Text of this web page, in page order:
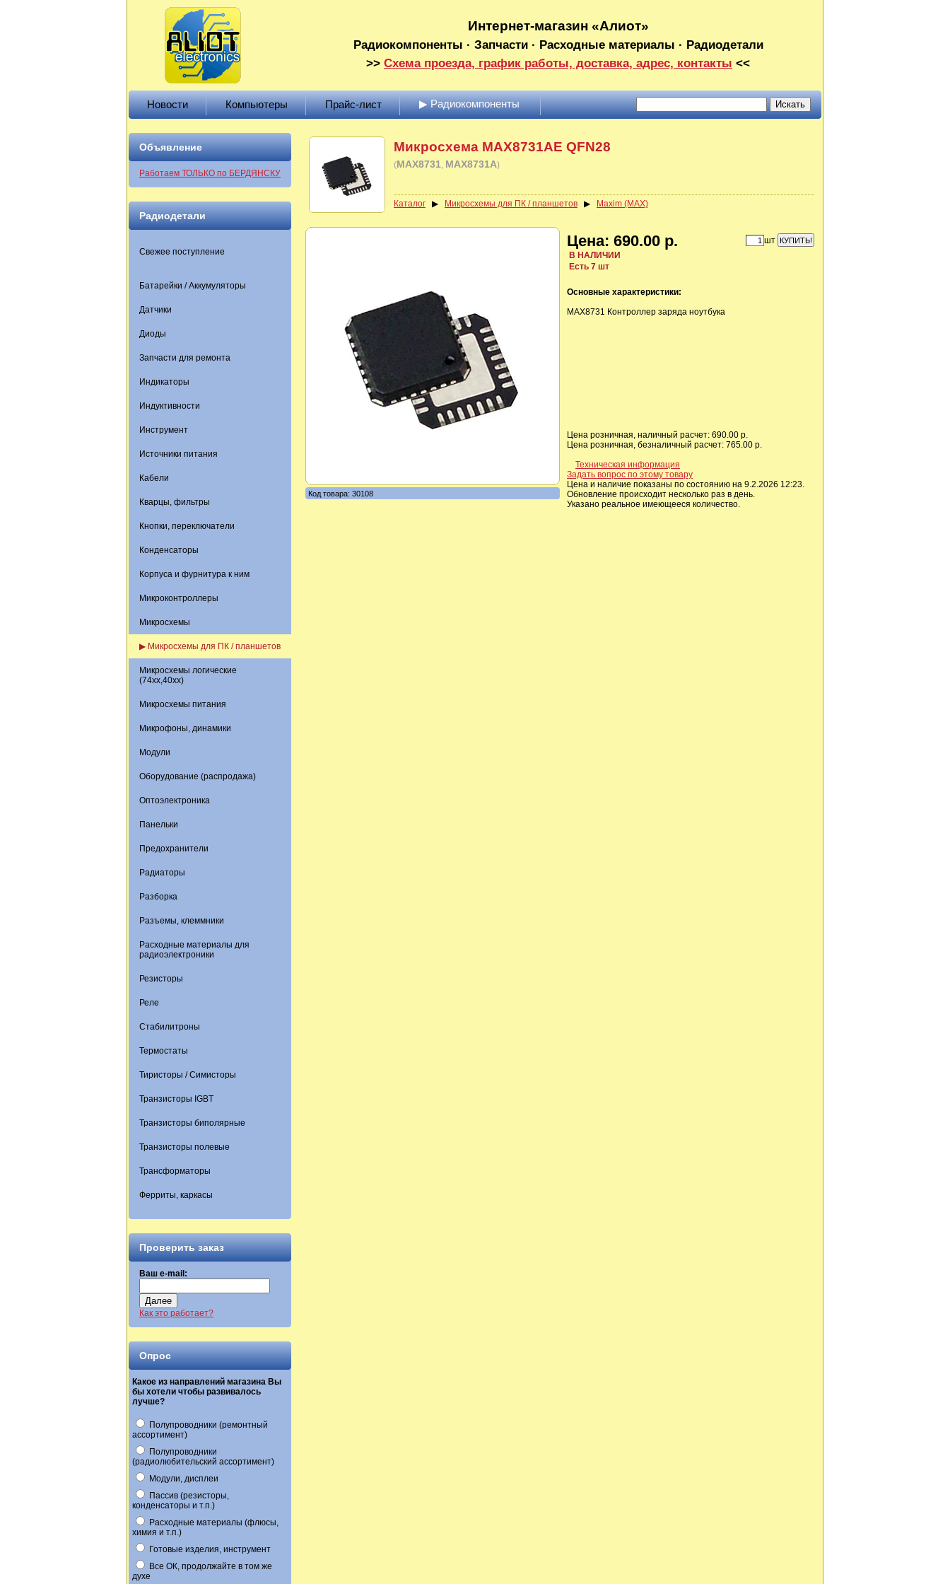
Интернет-магазин «Алиот»
Радиокомпоненты · Запчасти · Расходные материалы · Радиодетали
>> Схема проезда, график работы, доставка, адрес, контакты <<
Новости Компьютеры Прайс-лист ▶ Радиокомпоненты
Объявление
Работаем ТОЛЬКО по БЕРДЯНСКУ
Радиодетали
Свежее поступление
Батарейки / Аккумуляторы
Датчики
Диоды
Запчасти для ремонта
Индикаторы
Индуктивности
Инструмент
Источники питания
Кабели
Кварцы, фильтры
Кнопки, переключатели
Конденсаторы
Корпуса и фурнитура к ним
Микроконтроллеры
Микросхемы
▶ Микросхемы для ПК / планшетов
Микросхемы логические
(74xx,40xx)
Микросхемы питания
Микрофоны, динамики
Модули
Оборудование (распродажа)
Оптоэлектроника
Панельки
Предохранители
Радиаторы
Разборка
Разъемы, клеммники
Расходные материалы для
радиоэлектроники
Резисторы
Реле
Стабилитроны
Термостаты
Тиристоры / Симисторы
Транзисторы IGBT
Транзисторы биполярные
Транзисторы полевые
Трансформаторы
Ферриты, каркасы
Проверить заказ
Ваш e-mail:
Далее
Как это работает?
Опрос
Какое из направлений магазина Вы
бы хотели чтобы развивалось
лучше?
Полупроводники (ремонтный
ассортимент)
Полупроводники
(радиолюбительский ассортимент)
Модули, дисплеи
Пассив (резисторы,
конденсаторы и т.п.)
Расходные материалы (флюсы,
химия и т.п.)
Готовые изделия, инструмент
Все ОК, продолжайте в том же
духе
Микросхема MAX8731AE QFN28
(MAX8731 MAX8731A)
Каталог ▶ Микросхемы для ПК / планшетов ▶ Maxim (MAX)
Код товара: 30108
Цена: 690.00 р.
В НАЛИЧИИ
Есть 7 шт
шт
Основные характеристики:
MAX8731 Контроллер заряда ноутбука
Цена розничная, наличный расчет: 690.00 р.
Цена розничная, безналичный расчет: 765.00 р.
Техническая информация
Задать вопрос по этому товару
Цена и наличие показаны по состоянию на 9.2.2026 12:23.
Обновление происходит несколько раз в день.
Указано реальное имеющееся количество.